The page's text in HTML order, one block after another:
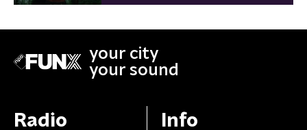
your city
your sound
Radio Info